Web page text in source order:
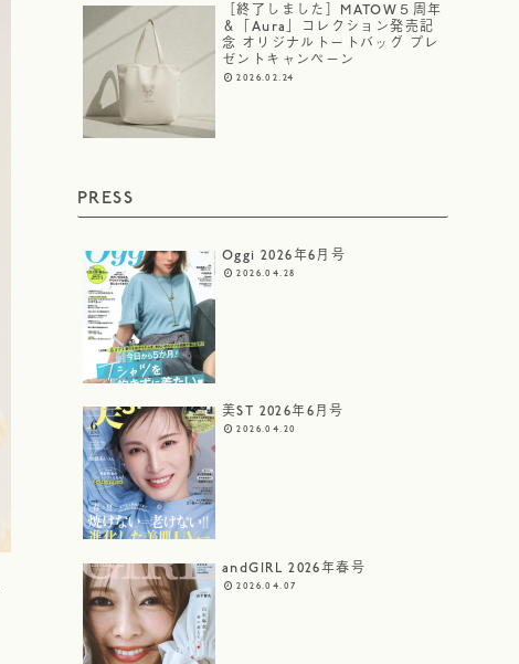
［終了しました］MATOW５周年
＆「Aura」コレクション発売記
念 オリジナルトートバッグ プレ
ゼントキャンペーン
2026.02.24
PRESS
Oggi 2026年6月号
2026.04.28
美ST 2026年6月号
2026.04.20
andGIRL 2026年春号
2026.04.07